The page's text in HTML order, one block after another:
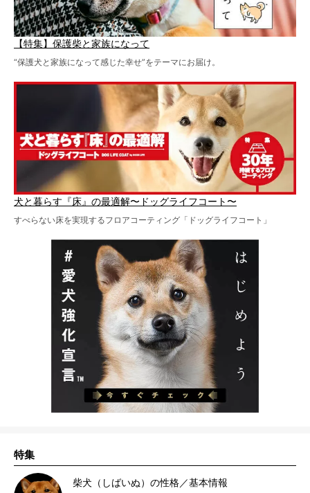
【特集】保護柴と家族になって
“保護犬と家族になって感じた幸せ”をテーマにお届け。
犬と暮らす『床』の最適解〜ドッグライフコート〜
すべらない床を実現するフロアコーティング「ドッグライフコート」
特集
柴犬（しばいぬ）の性格／基本情報